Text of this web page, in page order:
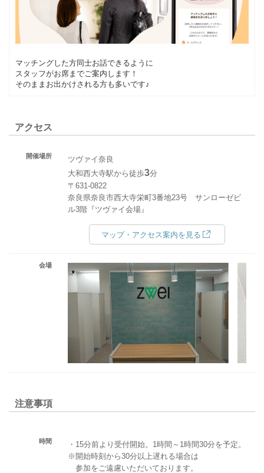
マッチングした方同士お話できるように
スタッフがお席までご案内します！
そのままお出かけされる方も多いです♪
アクセス
開催場所
ツヴァイ奈良
大和西大寺駅から徒歩3分
〒631-0822
奈良県奈良市西大寺栄町3番地23号 サンローゼビ
ル3階『ツヴァイ会場』
マップ・アクセス案内を見る
会場
注意事項
時間
・15分前より受付開始。1時間～1時間30分を予定。
※開始時刻から30分以上遅れる場合は
参加をご遠慮いただいております。